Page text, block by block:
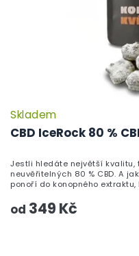
CBD IceRock 80 %
Skladem
od 349 Kč
Jestli hledáte největší kvalitu,
neuvěřitelných 80 % CBD. A
ponoří do konopného